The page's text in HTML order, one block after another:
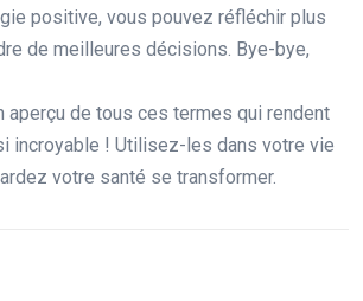
positive, vous pouvez réfléchir plus
de meilleures décisions. Bye-bye,
aperçu de tous ces termes qui rendent
incroyable ! Utilisez-les dans votre vie
votre santé se transformer.